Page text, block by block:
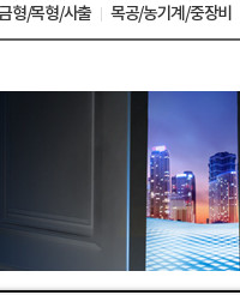
형/목형/사출 목공/농기계/중장비